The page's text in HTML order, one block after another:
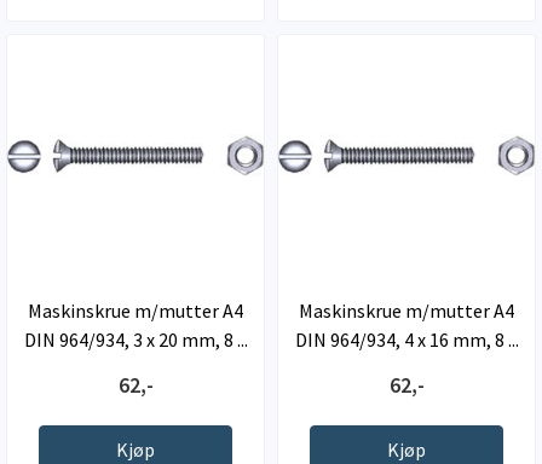
Maskinskrue m/mutter A4
DIN 964/934, 3 x 20 mm, 8 ...
62,-
Kjøp
Maskinskrue m/mutter A4
DIN 964/934, 4 x 16 mm, 8 ...
62,-
Kjøp